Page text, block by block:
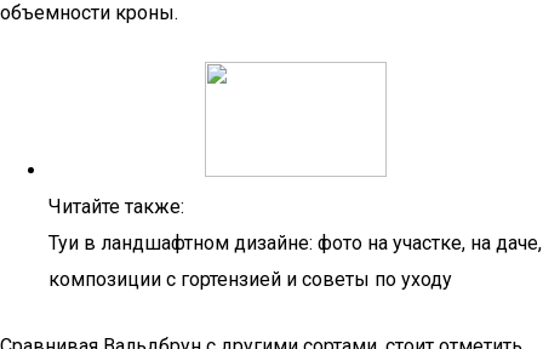
объемности кроны.
Читайте также:
Туи в ландшафтном дизайне: фото на участке, на даче,
композиции с гортензией и советы по уходу